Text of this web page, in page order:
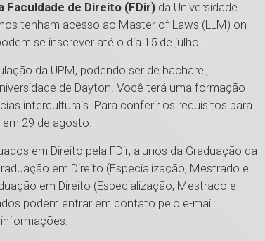
Faculdade de Direito (FDir) da Universidade
tenham acesso ao Master of Laws (LLM) on-
se inscrever até o dia 15 de julho.
da UPM, podendo ser de bacharel,
de Dayton. Você terá uma formação
interculturais. Para conferir os requisitos para
29 de agosto.
em Direito pela FDir; alunos da Graduação da
em Direito (Especialização, Mestrado e
em Direito (Especialização, Mestrado e
podem entrar em contato pelo e-mail: